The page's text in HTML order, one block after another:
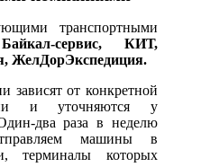
транспортными
сервис, КИТ,
ЖелДорЭкспедиция.
зависят от конкретной
и уточняются у
два раза в неделю
машины в
терминалы которых